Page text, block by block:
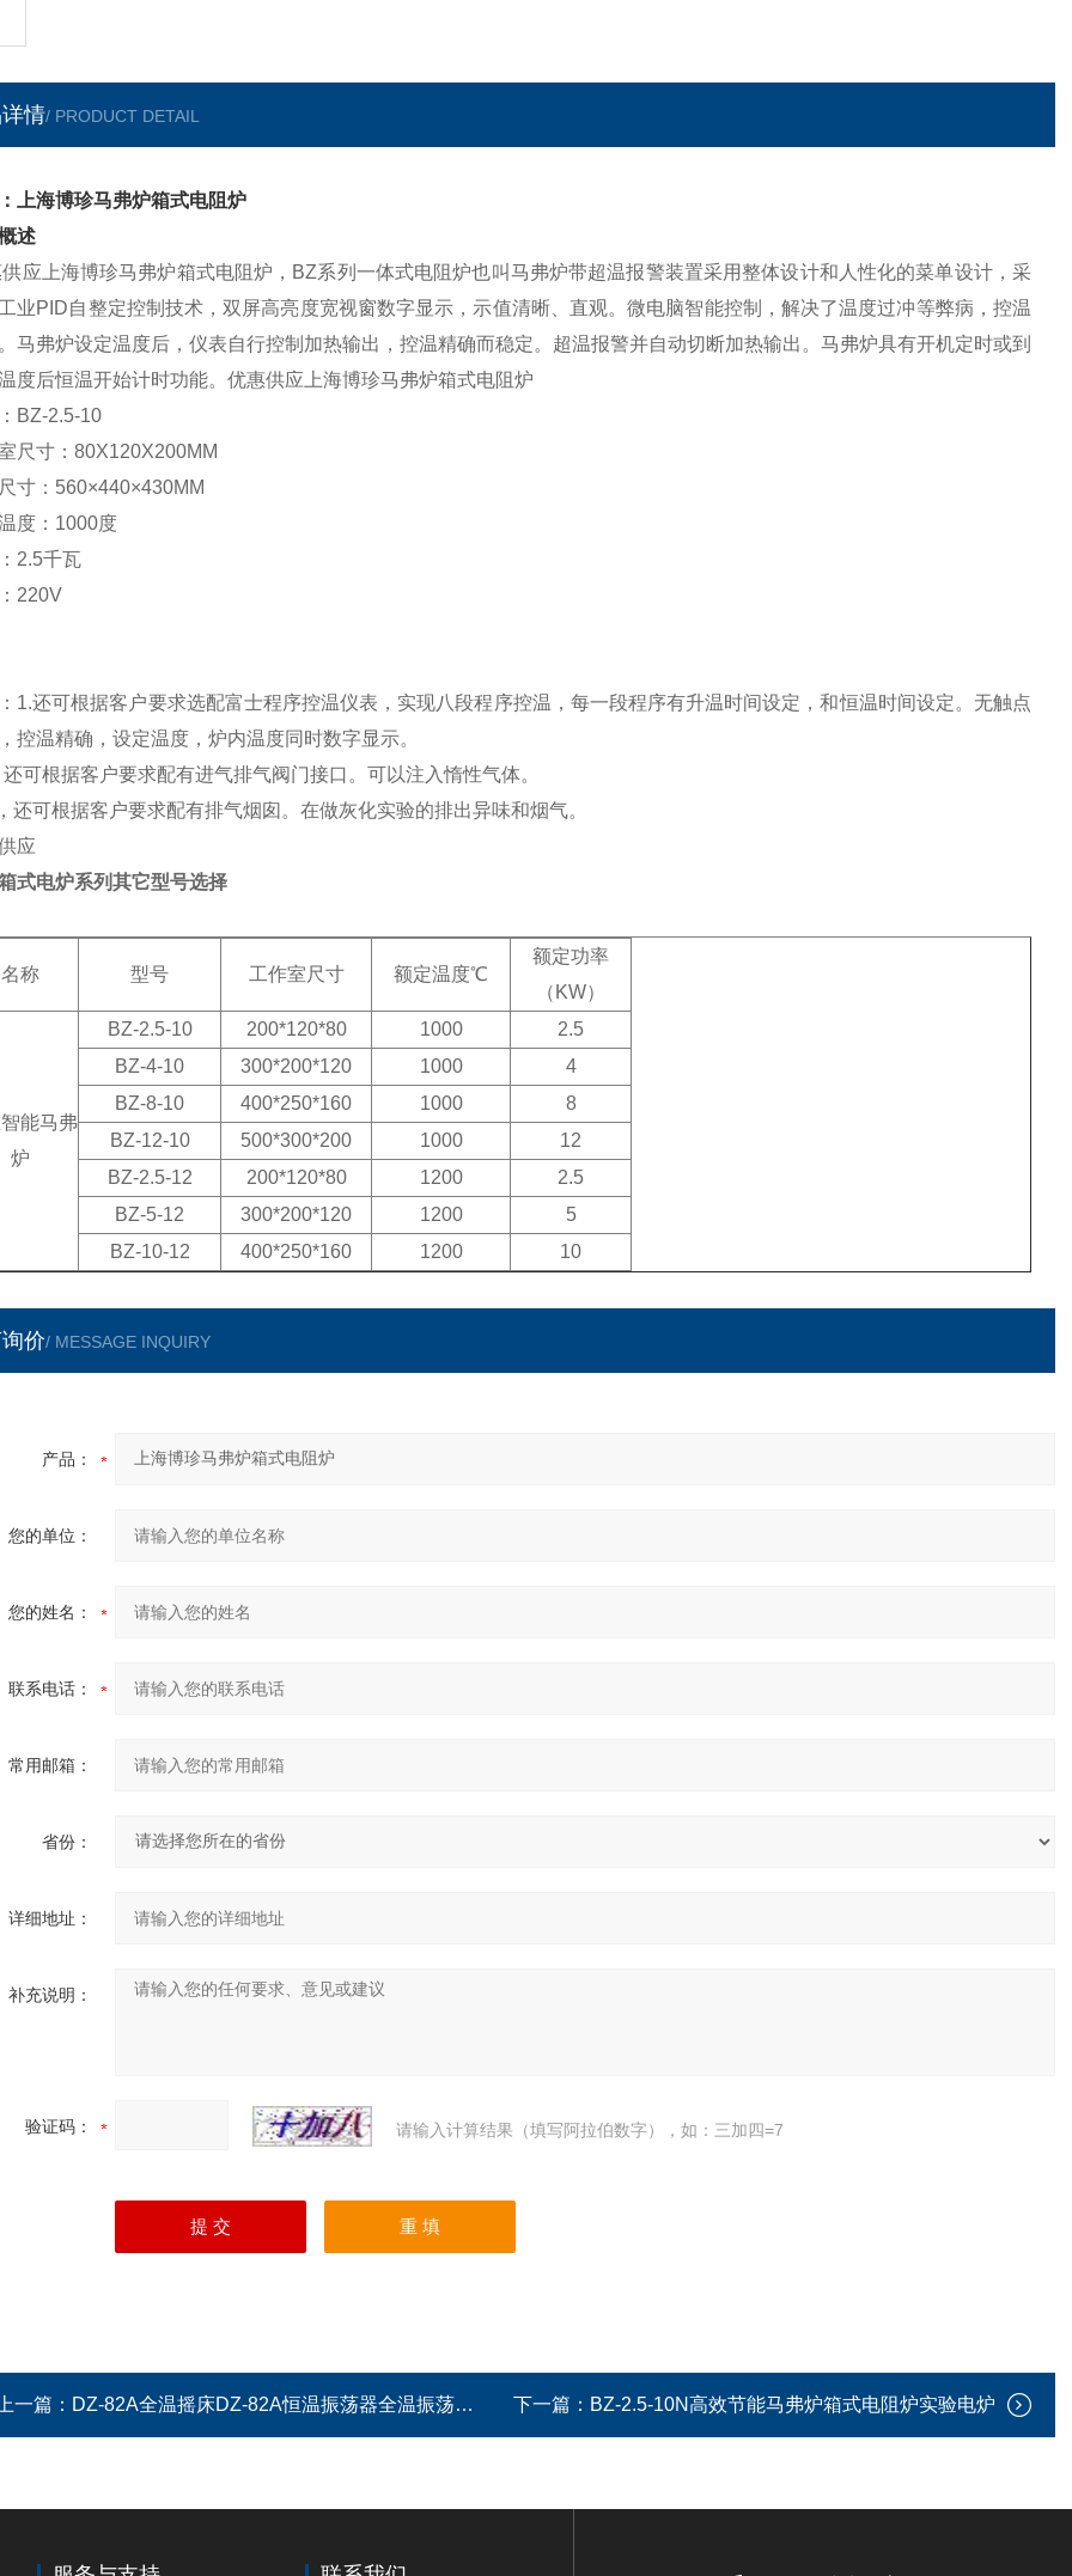
情/ PRODUCT DETAIL
上海博珍马弗炉箱式电阻炉
述
应上海博珍马弗炉箱式电阻炉，BZ系列一体式电阻炉也叫马弗炉带超温报警装置采用整体设计和人性化的菜单设计，采
业PID自整定控制技术，双屏高亮度宽视窗数字显示，示值清晰、直观。微电脑智能控制，解决了温度过冲等弊病，控温
马弗炉设定温度后，仪表自行控制加热输出，控温精确而稳定。超温报警并自动切断加热输出。马弗炉具有开机定时或到
度后恒温开始计时功能。 优惠供应上海博珍马弗炉箱式电阻炉
BZ-2.5-10
尺寸： 80X120X200MM
寸： 560×440×430MM
度： 1000度
2.5千瓦
220V
1.还可根据客户要求选配富士程序控温仪表，实现八段程序控温，每一段程序有升温时间设定，和恒温时间设定。无触点
控温精确，设定温度，炉内温度同时数字显示。
还可根据客户要求配有进气排气阀门接口。可以注入惰性气体。
还可根据客户要求配有排气烟囱。在做灰化实验的排出异味和烟气。
应
式电炉系列其它型号选择
名称 型号 工作室尺寸 额定温度℃
额定功率
（ KW）
能马弗
炉
BZ-2.5-10 200*120*80 1000
2.5
BZ-4-10
300*200*120 1000
4
BZ-8-10
400*250*160 1000
8
BZ-12-10
500*300*200 1000
12
BZ-2.5-12
200*120*80 1200
2.5
BZ-5-12
300*200*120 1200
5
BZ-10-12
400*250*160 1200 10
价/ MESSAGE INQUIRY
产品：
您的单位：
您的姓名：
联系电话：
常用邮箱：
省份：
详细地址：
补充说明：
验证码： 请输入计算结果（填写阿拉伯数字），如：三加四=7
一篇： DZ-82A全温摇床DZ-82A恒温振荡器全温振荡培养箱气浴振荡器 下一篇： BZ-2.5-10N高效节能马弗炉箱式电阻炉实验电炉